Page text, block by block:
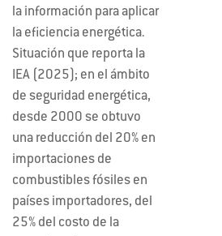
la información para aplicar
la eficiencia energética.
Situación que reporta la
IEA (2025); en el ámbito
de seguridad energética,
desde 2000 se obtuvo
una reducción del 20% en
importaciones de
combustibles fósiles en
países importadores, del
25% del costo de la